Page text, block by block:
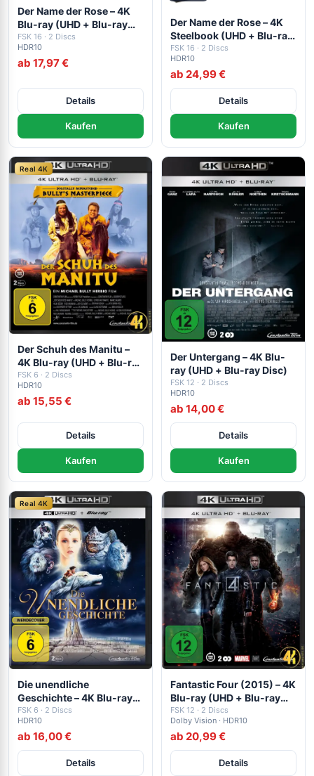
Der Name der Rose – 4K
Blu-ray (UHD + Blu-ray
Disc)
FSK 16 · 2 Discs
HDR10
ab 17,97 €
Details
Kaufen
Der Name der Rose – 4K
Steelbook (UHD + Blu-ray
Disc)
FSK 16 · 2 Discs
HDR10
ab 24,99 €
Details
Kaufen
Real 4K
Der Schuh des Manitu –
4K Blu-ray (UHD + Blu-ray
Disc)
FSK 6 · 2 Discs
HDR10
ab 15,55 €
Details
Kaufen
Der Untergang – 4K Blu-
ray (UHD + Blu-ray Disc)
FSK 12 · 2 Discs
HDR10
ab 14,00 €
Details
Kaufen
Real 4K
Die unendliche
Geschichte – 4K Blu-ray
(UHD + Blu-ray Disc)
FSK 6 · 2 Discs
HDR10
ab 16,00 €
Details
Fantastic Four (2015) – 4K
Blu-ray (UHD + Blu-ray
Disc)
FSK 12 · 2 Discs
Dolby Vision · HDR10
ab 20,99 €
Details